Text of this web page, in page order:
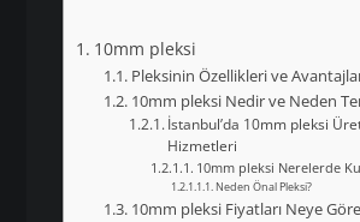
10mm pleksi
Pleksinin Özellikleri ve
10mm pleksi Nedir ve Neden
İstanbul’da 10mm pleksi
Hizmetleri
10mm pleksi Nerelerde
Neden Önal Pleksi?
10mm pleksi Fiyatları Neye